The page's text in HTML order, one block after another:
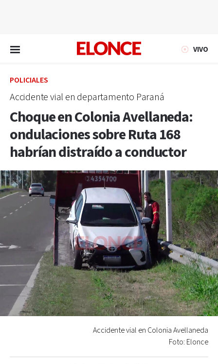
VIVO
POLICIALES
Accidente vial en departamento Paraná
Choque en Colonia Avellaneda:
ondulaciones sobre Ruta 168
habrían distraído a conductor
Accidente vial en Colonia Avellaneda
Foto: Elonce